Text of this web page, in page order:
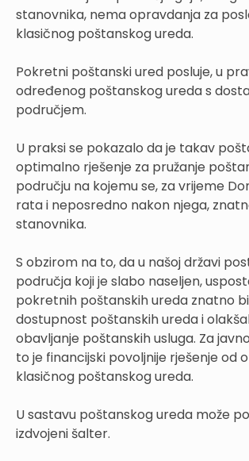
stanovnika, nema opravdanja za
klasičnog poštanskog ureda.
Pokretni poštanski ured posluje, u
određenog poštanskog ureda s
područjem.
U praksi se pokazalo da je takav
optimalno rješenje za pružanje
području na kojemu se, za vrijeme
rata i neposredno nakon njega,
stanovnika.
S obzirom na to, da u našoj državi
područja koji je slabo naseljen,
pokretnih poštanskih ureda znatno
dostupnost poštanskih ureda i
obavljanje poštanskih usluga. Za
to je financijski povoljnije rješenje od
klasičnog poštanskog ureda.
U sastavu poštanskog ureda može
izdvojeni šalter.